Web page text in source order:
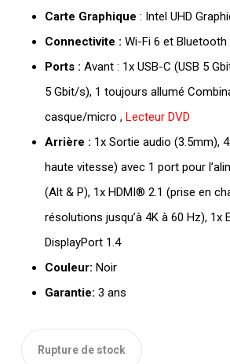
Carte Graphique : Intel UHD
Connectivite : Wi-Fi 6 et Bluetooth
Ports : Avant : 1x USB-C (USB 5
5 Gbit/s), 1 toujours allumé
casque/micro , Lecteur DVD
Arrière : 1x Sortie audio (3.5mm),
haute vitesse) avec 1 port pour
(Alt & P), 1x HDMI® 2.1 (prise en
résolutions jusqu’à 4K à 60 Hz), 1x
DisplayPort 1.4
Couleur: Noir
Garantie: 3 ans
Rupture de stock